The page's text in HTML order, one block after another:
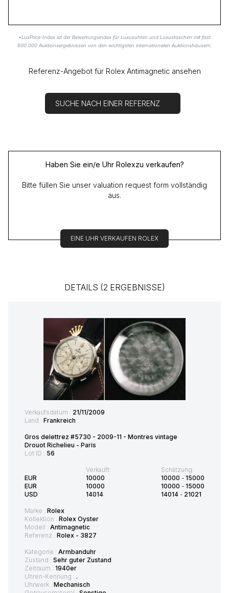
*LuxPrice-Index ist der Bewertungsindex für Luxusuhren und Luxustaschen mit fast
600.000 Auktionsergebnissen von den wichtigsten internationalen Auktionshäusern.
Referenz-Angebot für Rolex Antimagnetic ansehen
SUCHE NACH EINER REFERENZ
Haben Sie ein/e Uhr Rolexzu verkaufen?
Bitte füllen Sie unser valuation request form vollständig
aus.
EINE UHR VERKAUFEN ROLEX
DETAILS (2 ERGEBNISSE)
Verkaufsdatum : 21/11/2009
Land : Frankreich
Gros delettrez #5730 - 2009-11 - Montres vintage
Drouot Richelieu - Paris
Lot ID : 56
EUR
EUR
USD
Verkauft:
10000
10000
14014
Schätzung:
10000 - 15000
10000 - 15000
14014 - 21021
Marke : Rolex
Kollektion : Rolex Oyster
Modell : Antimagnetic
Referenz : Rolex - 3827
Kategorie : Armbanduhr
Zustand : Sehr guter Zustand
Zeitraum : 1940er
Uhren-Kennung : .
Uhrwerk : Mechanisch